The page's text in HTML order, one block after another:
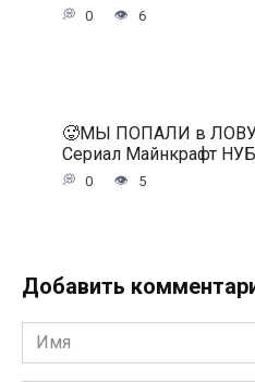
0 6
🥵МЫ ПОПАЛИ в
Сериал Майнкрафт
0 5
Добавить
Имя
*